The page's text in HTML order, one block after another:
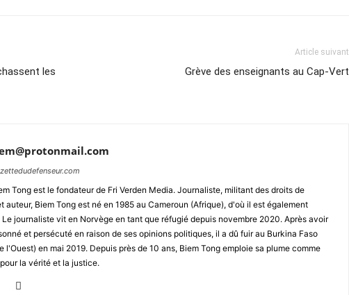
les
Article suivant
Grève des enseignants au Cap-Vert
Tong est le fondateur de Fri Verden Media. Journaliste, militant des droits de
auteur, Biem Tong est né en 1985 au Cameroun (Afrique), d'où il est également
Le journaliste vit en Norvège en tant que réfugié depuis novembre 2020. Après avoir
et persécuté en raison de ses opinions politiques, il a dû fuir au Burkina Faso
l'Ouest) en mai 2019. Depuis près de 10 ans, Biem Tong emploie sa plume comme
la vérité et la justice.